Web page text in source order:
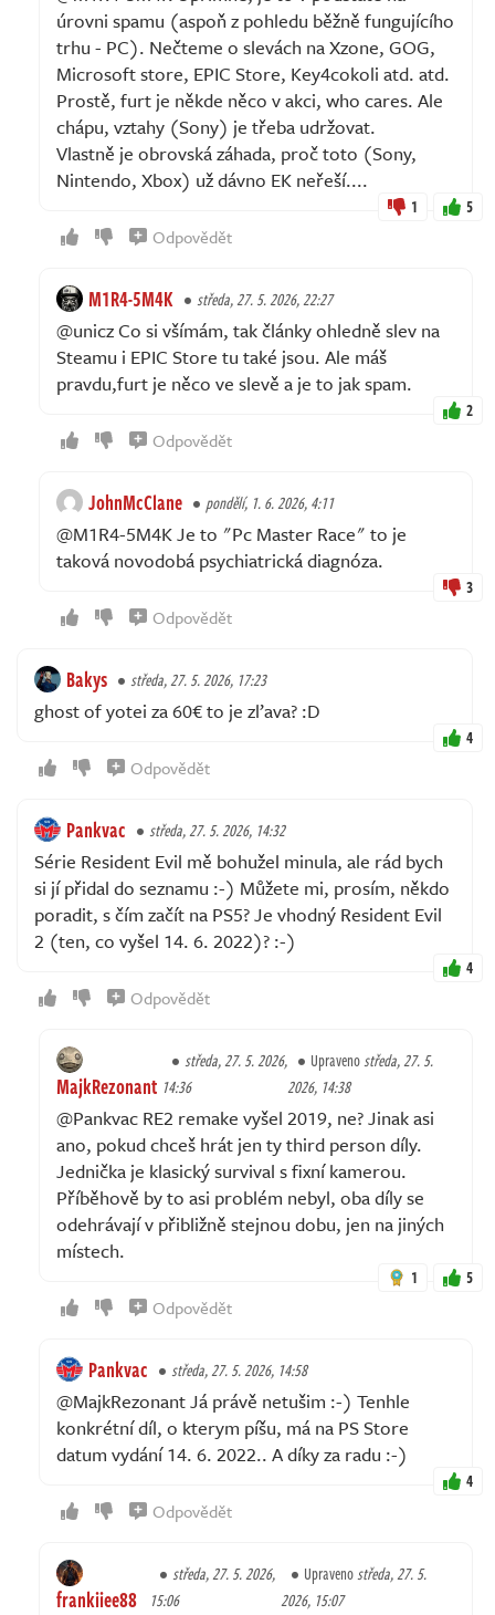
úrovni spamu (aspoň z pohledu běžně fungujícího
trhu - PC). Nečteme o slevách na Xzone, GOG,
Microsoft store, EPIC Store, Key4cokoli atd. atd.
Prostě, furt je někde něco v akci, who cares. Ale
chápu, vztahy (Sony) je třeba udržovat.
Vlastně je obrovská záhada, proč toto (Sony,
Nintendo, Xbox) už dávno EK neřeší....
1 5
Odpovědět
M1R4-5M4K středa, 27. 5. 2026, 22:27
@unicz Co si všímám, tak články ohledně slev na
Steamu i EPIC Store tu také jsou. Ale máš
pravdu,furt je něco ve slevě a je to jak spam.
2
Odpovědět
JohnMcClane pondělí, 1. 6. 2026, 4:11
@M1R4-5M4K Je to "Pc Master Race" to je
taková novodobá psychiatrická diagnóza.
3
Odpovědět
Bakys středa, 27. 5. 2026, 17:23
ghost of yotei za 60€ to je zľava? :D
4
Odpovědět
Pankvac středa, 27. 5. 2026, 14:32
Série Resident Evil mě bohužel minula, ale rád bych
si jí přidal do seznamu :-) Můžete mi, prosím, někdo
poradit, s čím začít na PS5? Je vhodný Resident Evil
2 (ten, co vyšel 14. 6. 2022)? :-)
4
Odpovědět
MajkRezonant
středa, 27. 5. 2026,
14:36
Upravenostředa, 27. 5.
2026, 14:38
@Pankvac RE2 remake vyšel 2019, ne? Jinak asi
ano, pokud chceš hrát jen ty third person díly.
Jednička je klasický survival s fixní kamerou.
Příběhově by to asi problém nebyl, oba díly se
odehrávají v přibližně stejnou dobu, jen na jiných
místech.
1 5
Odpovědět
Pankvac středa, 27. 5. 2026, 14:58
@MajkRezonant Já právě netušim :-) Tenhle
konkrétní díl, o kterym píšu, má na PS Store
datum vydání 14. 6. 2022.. A díky za radu :-)
4
Odpovědět
frankiiee88
středa, 27. 5. 2026,
15:06
Upravenostředa, 27. 5.
2026, 15:07